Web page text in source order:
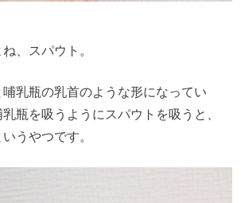
、スパウト。
乳瓶の乳首のような形になってい
瓶を吸うようにスパウトを吸うと、
うやつです。